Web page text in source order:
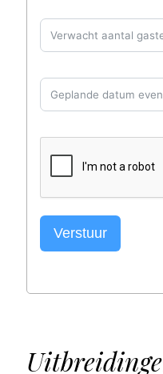
Verstuur